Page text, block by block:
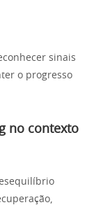
sinais
o progresso
no contexto